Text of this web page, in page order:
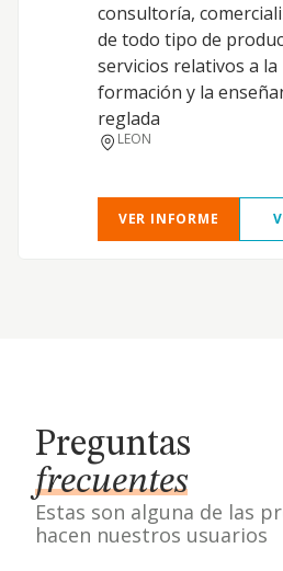
consultoría,
de todo tipo de
servicios relativos a la
formación y la
reglada
LEON
VER INFORME
Preguntas
frecuentes
Estas son alguna de las
hacen nuestros usuarios